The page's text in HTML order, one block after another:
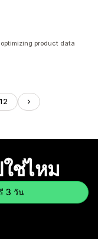
product data
12
ช่ไหม
3 วัน